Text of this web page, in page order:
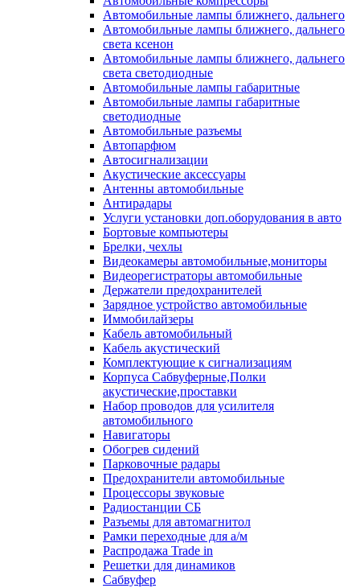
Автомобильные лампы ближнего, дальнего
Автомобильные лампы ближнего, дальнего
света ксенон
Автомобильные лампы ближнего, дальнего
света светодиодные
Автомобильные лампы габаритные
Автомобильные лампы габаритные
светодиодные
Автомобильные разъемы
Автопарфюм
Автосигнализации
Акустические аксессуары
Антенны автомобильные
Антирадары
Услуги установки доп.оборудования в авто
Бортовые компьютеры
Брелки, чехлы
Видеокамеры автомобильные,мониторы
Видеорегистраторы автомобильные
Держатели предохранителей
Зарядное устройство автомобильные
Иммобилайзеры
Кабель автомобильный
Кабель акустический
Комплектующие к сигнализациям
Корпуса Сабвуферные,Полки
акустические,проставки
Набор проводов для усилителя
автомобильного
Навигаторы
Обогрев сидений
Парковочные радары
Предохранители автомобильные
Процессоры звуковые
Радиостанции СБ
Разъемы для автомагнитол
Рамки переходные для а/м
Распродажа Trade in
Решетки для динамиков
Сабвуфер